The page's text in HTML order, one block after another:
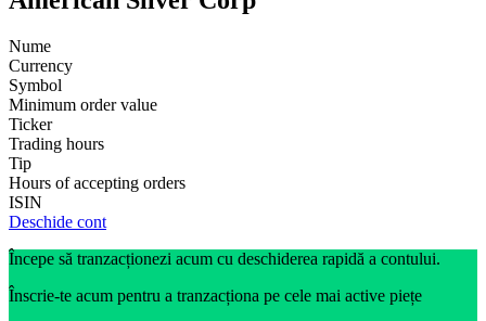
Nume
Currency
Symbol
Minimum order value
Ticker
Trading hours
Tip
Hours of accepting orders
ISIN
Deschide cont
Începe să tranzacționezi acum cu deschiderea rapidă a contului.
Înscrie-te acum pentru a tranzacționa pe cele mai active piețe